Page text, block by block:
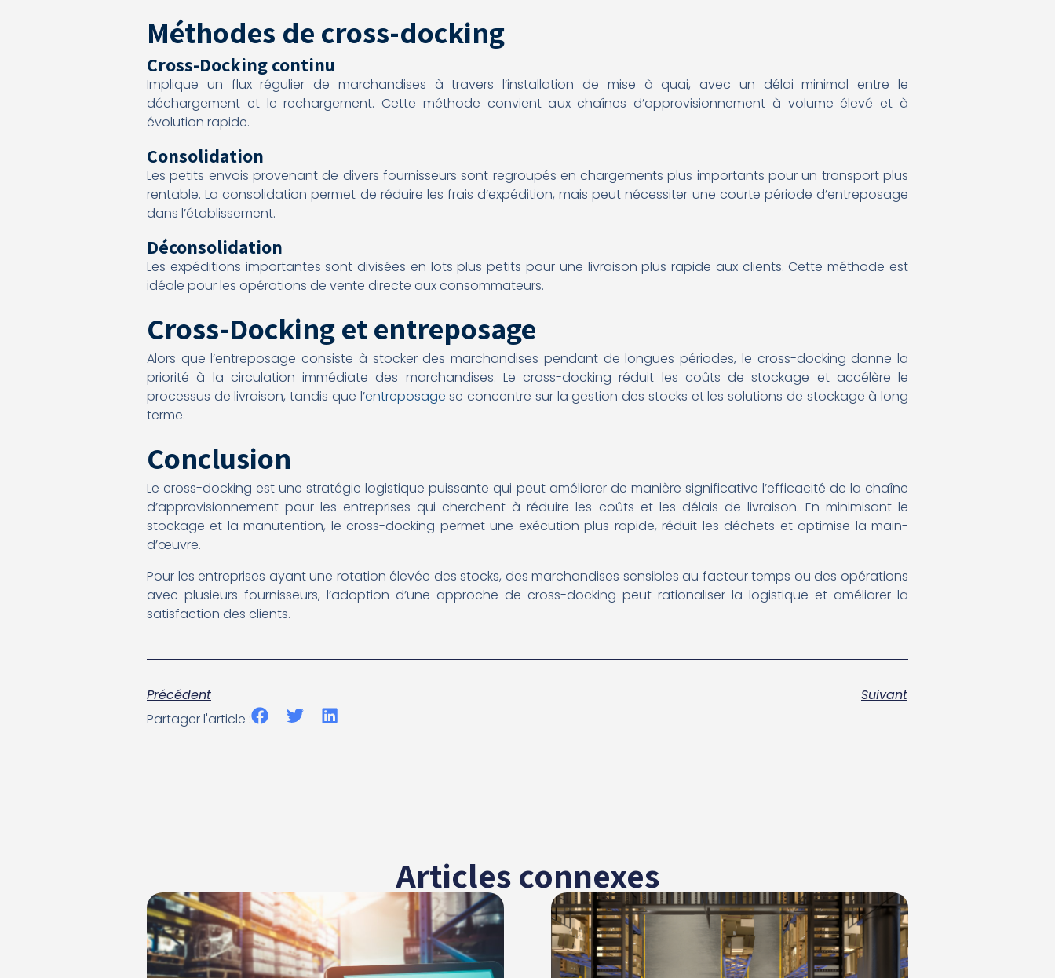
Méthodes de cross-docking
Cross-Docking continu
Implique un flux régulier de marchandises à travers l’installation de mise à quai, avec un délai minimal entre le
déchargement et le rechargement. Cette méthode convient aux chaînes d’approvisionnement à volume élevé et à
évolution rapide.
Consolidation
Les petits envois provenant de divers fournisseurs sont regroupés en chargements plus importants pour un transport plus
rentable. La consolidation permet de réduire les frais d’expédition, mais peut nécessiter une courte période d’entreposage
dans l’établissement.
Déconsolidation
Les expéditions importantes sont divisées en lots plus petits pour une livraison plus rapide aux clients. Cette méthode est
idéale pour les opérations de vente directe aux consommateurs.
Cross-Docking et entreposage
Alors que l’entreposage consiste à stocker des marchandises pendant de longues périodes, le cross-docking donne la
priorité à la circulation immédiate des marchandises. Le cross-docking réduit les coûts de stockage et accélère le
processus de livraison, tandis que l’entreposage se concentre sur la gestion des stocks et les solutions de stockage à long
terme.
Conclusion
Le cross-docking est une stratégie logistique puissante qui peut améliorer de manière significative l’efficacité de la chaîne
d’approvisionnement pour les entreprises qui cherchent à réduire les coûts et les délais de livraison. En minimisant le
stockage et la manutention, le cross-docking permet une exécution plus rapide, réduit les déchets et optimise la main-
d’œuvre.
Pour les entreprises ayant une rotation élevée des stocks, des marchandises sensibles au facteur temps ou des opérations
avec plusieurs fournisseurs, l’adoption d’une approche de cross-docking peut rationaliser la logistique et améliorer la
satisfaction des clients.
Précédent
Suivant
Partager l'article :
Articles connexes